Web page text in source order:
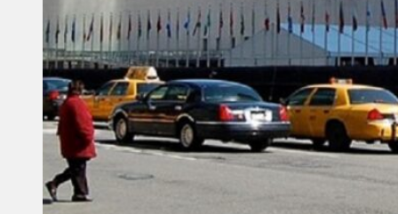
Образование
Здравоохранение
Экология
Происшествия
Приграничье
Деньги
Визиты
Выборы
Агроновости
Едим дома
Ищу семью
Духовное пространство